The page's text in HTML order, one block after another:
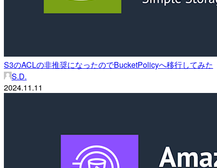
S3のACLの非推奨になったのでBucketPolicyへ移行してみた
S.D.
2024.11.11